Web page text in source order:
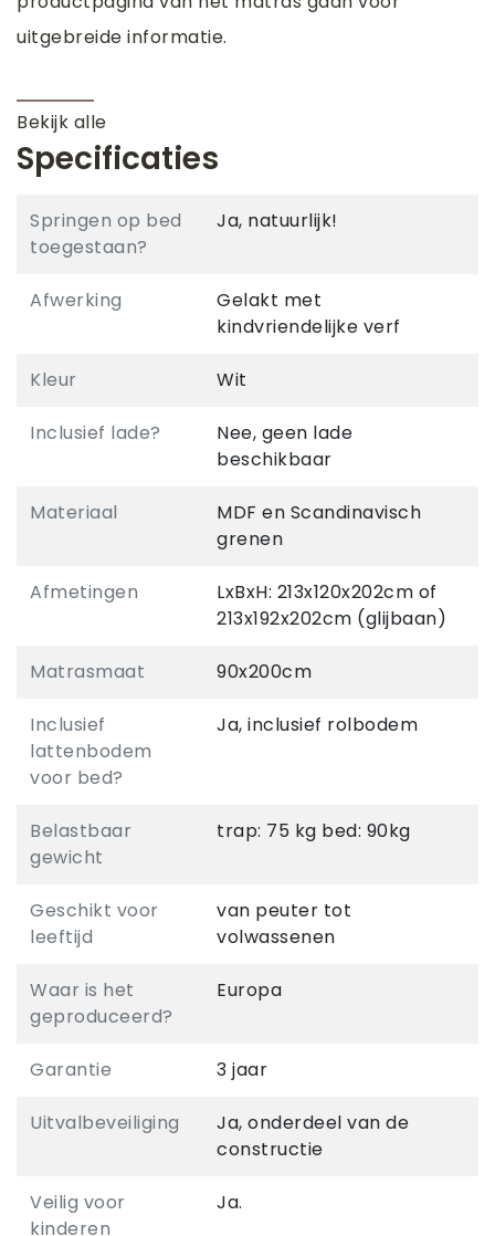
uitgebreide informatie.
Bekijk alle
Specificaties
Springen op bed
toegestaan?
Ja, natuurlijk!
Afwerking
Gelakt met
kindvriendelijke verf
Kleur Wit
Inclusief lade?
Nee, geen lade
beschikbaar
Materiaal
MDF en Scandinavisch
grenen
Afmetingen
LxBxH: 213x120x202cm of
213x192x202cm (glijbaan)
Matrasmaat 90x200cm
Inclusief
lattenbodem
voor bed?
Ja, inclusief rolbodem
Belastbaar
gewicht
trap: 75 kg bed: 90kg
Geschikt voor
leeftijd
van peuter tot
volwassenen
Waar is het
geproduceerd?
Europa
Garantie 3 jaar
Uitvalbeveiliging
Ja, onderdeel van de
constructie
Veilig voor
kinderen
Ja.